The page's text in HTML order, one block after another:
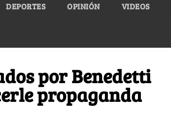
DEPORTES OPINIÓN VIDEOS
por Benedetti
propaganda